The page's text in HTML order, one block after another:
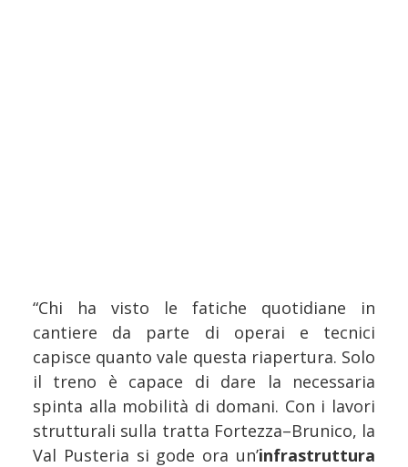
“Chi ha visto le fatiche quotidiane in
cantiere da parte di operai e tecnici
capisce quanto vale questa riapertura. Solo
il treno è capace di dare la necessaria
spinta alla mobilità di domani. Con i lavori
strutturali sulla tratta Fortezza–Brunico, la
Val Pusteria si gode ora un’infrastruttura